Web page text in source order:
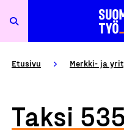
Etusivu Merkki- ja
Taksi